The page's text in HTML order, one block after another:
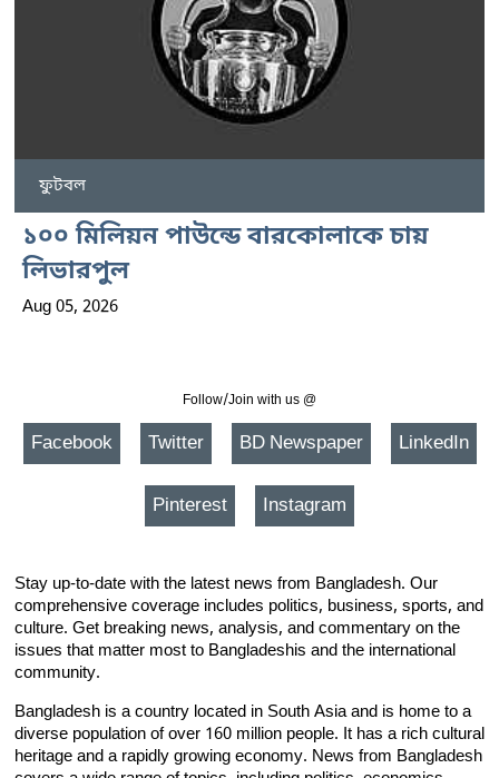
ফুটবল
১০০ মিলিয়ন পাউন্ডে বারকোলাকে চায়
লিভারপুল
Aug 05, 2026
Follow/Join with us @
Facebook Twitter BD Newspaper LinkedIn
Pinterest Instagram
Stay up-to-date with the latest news from Bangladesh. Our
comprehensive coverage includes politics, business, sports, and
culture. Get breaking news, analysis, and commentary on the
issues that matter most to Bangladeshis and the international
community.
Bangladesh is a country located in South Asia and is home to a
diverse population of over 160 million people. It has a rich cultural
heritage and a rapidly growing economy. News from Bangladesh